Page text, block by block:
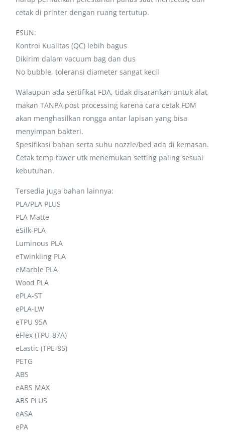
cetak di printer dengan ruang tertutup.
ESUN:
Kontrol Kualitas (QC) lebih bagus
Dikirim dalam vacuum bag dan dus
No bubble, toleransi diameter sangat kecil
Walaupun ada sertifikat FDA, tidak disarankan untuk alat
makan TANPA post processing karena cara cetak FDM
akan menghasilkan rongga antar lapisan yang bisa
menyimpan bakteri.
Spesifikasi bahan serta suhu nozzle/bed ada di kemasan.
Cetak temp tower utk menemukan setting paling sesuai
kebutuhan.
Tersedia juga bahan lainnya:
PLA/PLA PLUS
PLA Matte
eSilk-PLA
Luminous PLA
eTwinkling PLA
eMarble PLA
Wood PLA
ePLA-ST
ePLA-LW
eTPU 95A
eFlex (TPU-87A)
eLastic (TPE-85)
PETG
ABS
eABS MAX
ABS PLUS
eASA
ePA